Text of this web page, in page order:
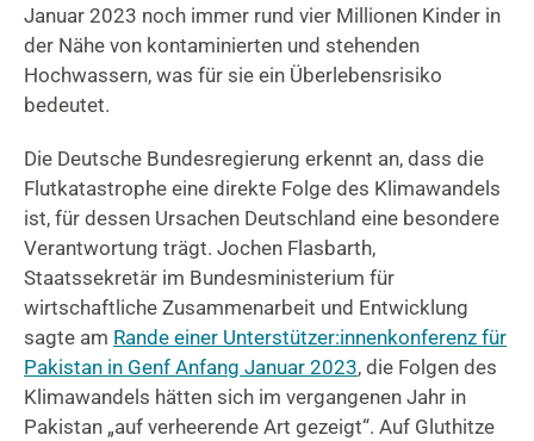
Januar 2023 noch immer rund vier Millionen Kinder in
der Nähe von kontaminierten und stehenden
Hochwassern, was für sie ein Überlebensrisiko
bedeutet.
Die Deutsche Bundesregierung erkennt an, dass die
Flutkatastrophe eine direkte Folge des Klimawandels
ist, für dessen Ursachen Deutschland eine besondere
Verantwortung trägt. Jochen Flasbarth,
Staatssekretär im Bundesministerium für
wirtschaftliche Zusammenarbeit und Entwicklung
sagte am Rande einer Unterstützer:innenkonferenz für
Pakistan in Genf Anfang Januar 2023, die Folgen des
Klimawandels hätten sich im vergangenen Jahr in
Pakistan „auf verheerende Art gezeigt“. Auf Gluthitze